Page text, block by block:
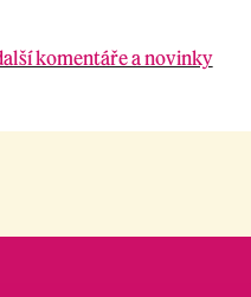
komentáře a novinky